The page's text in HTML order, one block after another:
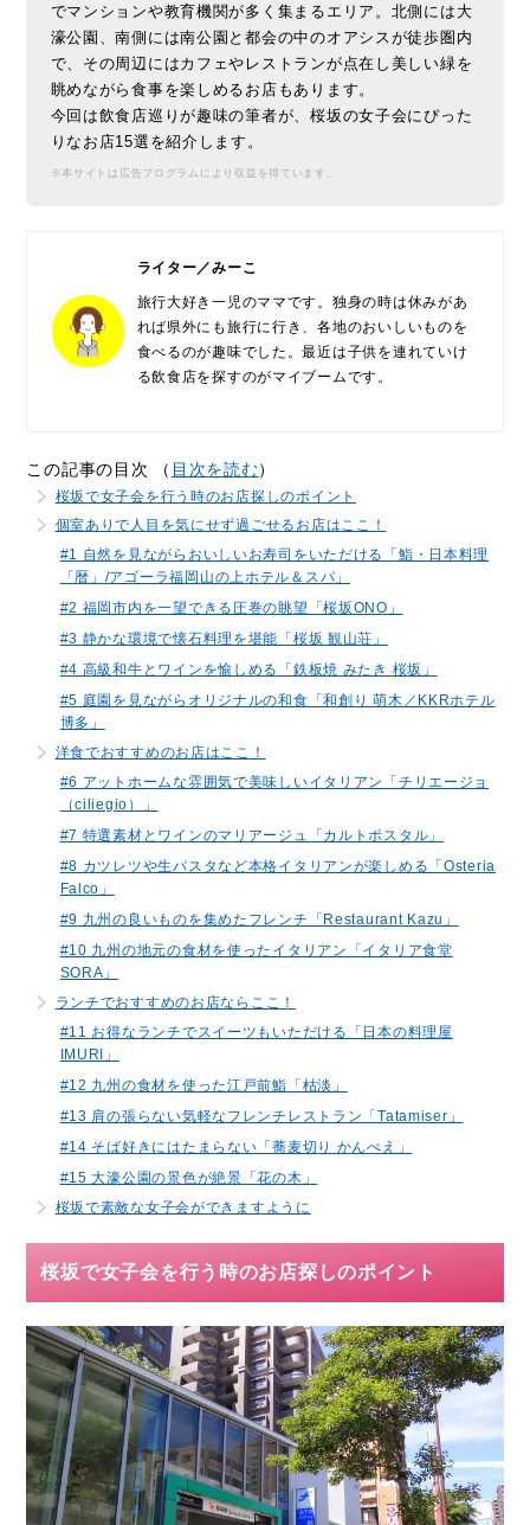
でマンションや教育機関が多く集まるエリア。北側には大
濠公園、南側には南公園と都会の中のオアシスが徒歩圏内
で、その周辺にはカフェやレストランが点在し美しい緑を
眺めながら食事を楽しめるお店もあります。
今回は飲食店巡りが趣味の筆者が、桜坂の女子会にぴった
りなお店15選を紹介します。
※本サイトは広告プログラムにより収益を得ています。
ライター／みーこ
旅行大好き一児のママです。独身の時は休みがあ
れば県外にも旅行に行き、各地のおいしいものを
食べるのが趣味でした。最近は子供を連れていけ
る飲食店を探すのがマイブームです。
この記事の目次 （ 目次を読む）
桜坂で女子会を行う時のお店探しのポイント
個室ありで人目を気にせず過ごせるお店はここ！
#1 自然を見ながらおいしいお寿司をいただける「鮨・日本料理
「暦」/アゴーラ福岡山の上ホテル＆スパ」
#2 福岡市内を一望できる圧巻の眺望「桜坂ONO」
#3 静かな環境で懐石料理を堪能「桜坂 観山荘」
#4 高級和牛とワインを愉しめる「鉄板焼 みたき 桜坂」
#5 庭園を見ながらオリジナルの和食「和創り 萌木／KKRホテル
博多」
洋食でおすすめのお店はここ！
#6 アットホームな雰囲気で美味しいイタリアン「チリエージョ
（ciliegio）」
#7 特選素材とワインのマリアージュ「カルトポスタル」
#8 カツレツや生パスタなど本格イタリアンが楽しめる「Osteria
Falco」
#9 九州の良いものを集めたフレンチ「Restaurant Kazu」
#10 九州の地元の食材を使ったイタリアン「イタリア食堂
SORA」
ランチでおすすめのお店ならここ！
#11 お得なランチでスイーツもいただける「日本の料理屋
IMURI」
#12 九州の食材を使った江戸前鮨「枯淡」
#13 肩の張らない気軽なフレンチレストラン「Tatamiser」
#14 そば好きにはたまらない「蕎麦切り かんべえ」
#15 大濠公園の景色が絶景「花の木」
桜坂で素敵な女子会ができますように
桜坂で女子会を行う時のお店探しのポイント